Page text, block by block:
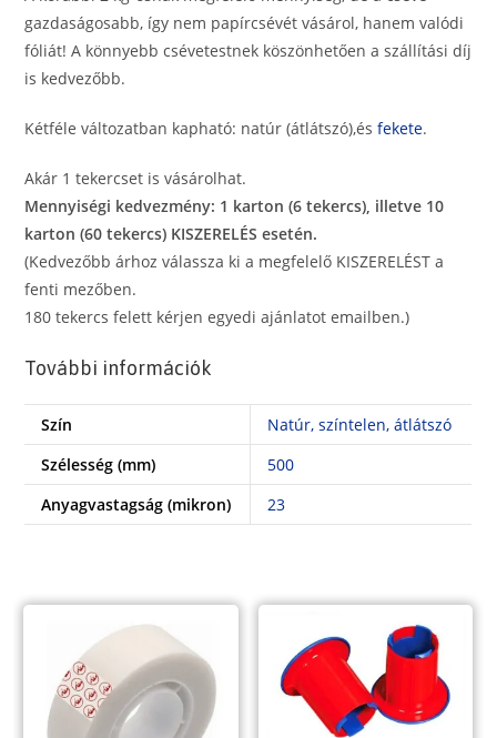
gazdaságosabb, így nem papírcsévét vásárol, hanem valódi
fóliát! A könnyebb csévetestnek köszönhetően a szállítási díj
is kedvezőbb.
Kétféle változatban kapható: natúr (átlátszó),ésfekete.
Akár 1 tekercset is vásárolhat.
Mennyiségi kedvezmény: 1 karton (6 tekercs), illetve 10
karton (60 tekercs) KISZERELÉS esetén.
(Kedvezőbb árhoz válassza ki a megfelelő KISZERELÉST a
fenti mezőben.
180 tekercs felett kérjen egyedi ajánlatot emailben.)
További információk
Szín
Natúr, színtelen, átlátszó
Szélesség (mm)
500
Anyagvastagság (mikron)
23